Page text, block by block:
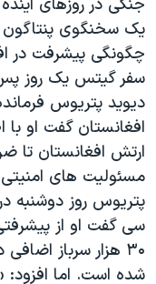
قانون شفافیت دارائی
اعتراضات مردمی آبان ۹۸
اسرائیل در جنگ
نرگس محمدی برنده
همایش محافظه‌کاران
صفحه‌های ویژه
سفر پرزیدنت ترامپ
جنگی در روزهای
یک سخنگوی پنتاگون
چگونگی پیشرفت در
سفر گیتس یک روز
دیوید پتریوس
افغانستان گفت او با
مسئولیت های امنیتی
پتریوس روز دوشنبه
سی گفت او از
۳۰ هزار سرباز
شده است. اما افزود: